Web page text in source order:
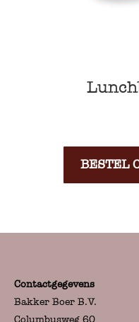
BESTEL
Contactgegevens
Bakker Boer B.V.
Columbusweg 60